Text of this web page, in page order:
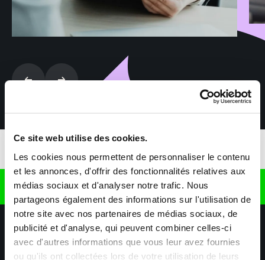
Ce site web utilise des cookies.
Les cookies nous permettent de personnaliser le contenu
et les annonces, d'offrir des fonctionnalités relatives aux
médias sociaux et d'analyser notre trafic. Nous
partageons également des informations sur l'utilisation de
notre site avec nos partenaires de médias sociaux, de
publicité et d'analyse, qui peuvent combiner celles-ci
avec d'autres informations que vous leur avez fournies
ou qu'ils ont collectées lors de votre utilisation de leurs
Retrouvez nous sur